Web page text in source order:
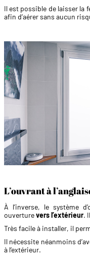
Il est possible de laisser la
afin d’aérer sans aucun
L’ouvrant à
À l’inverse, le système
ouverturevers l’extérieur.
Très facile à installer, il
Il nécessite néanmoins
à l’extérieur.